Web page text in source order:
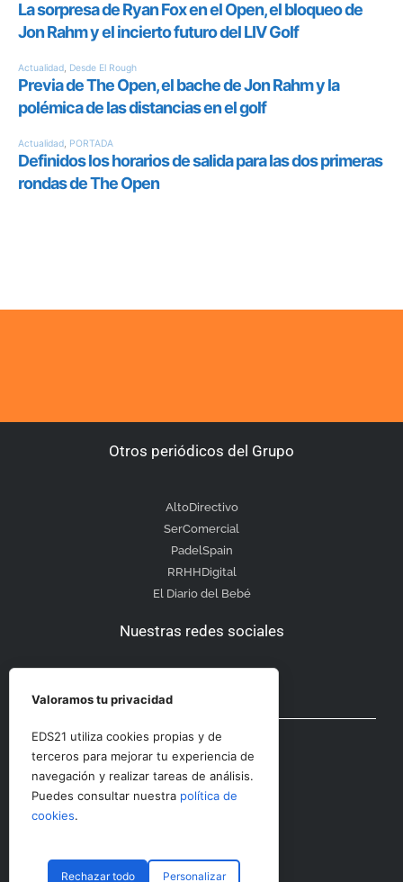
Otros periódicos del Grupo
AltoDirectivo
SerComercial
PadelSpain
RRHHDigital
El Diario del Bebé
Nuestras redes sociales
Otras secciones
Contacto
Valoramos tu privacidad
EDS21 utiliza cookies propias y de
terceros para mejorar tu experiencia de
navegación y realizar tareas de análisis.
Puedes consultar nuestra política de
cookies.
Rechazar todo Personalizar